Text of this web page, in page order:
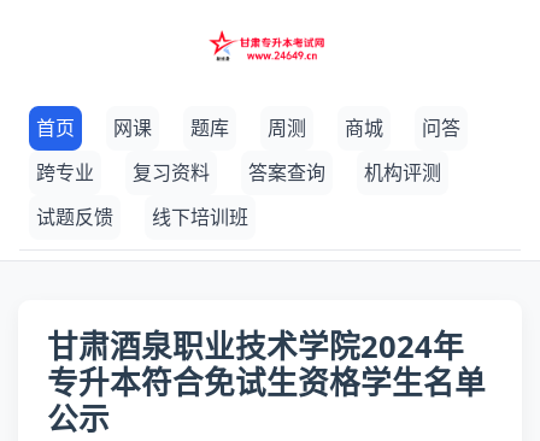
首页 网课 题库 周测 商城
问答
跨专业
复习资料 答案查询
机构评测
试题反馈
线下培训班
甘肃酒泉职业技术学院2024年
专升本符合免试生资格学生名单
公示